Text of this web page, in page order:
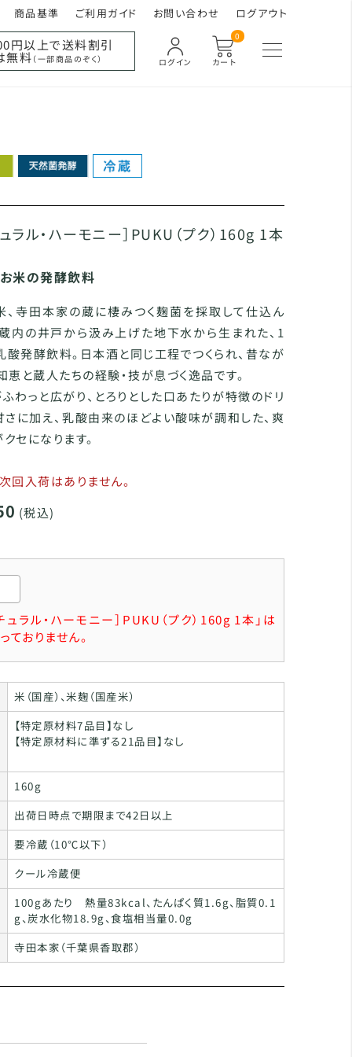
商品基準 ご利用ガイド お問い合わせ ログアウト
カート
0
ログイン
円以上で送料割引
無料 （一部商品のぞく）
ュラル・ハーモニー］PUKU（プク）160g 1本
米の発酵飲料
寺田本家の蔵に棲みつく麹菌を採取して仕込ん
内の井戸から汲み上げた地下水から生まれた、1
発酵飲料。日本酒と同じ工程でつくられ、昔なが
恵と蔵人たちの経験・技が息づく逸品です。
わっと広がり、とろりとした口あたりが特徴のドリ
さに加え、乳酸由来のほどよい酸味が調和した、爽
セになります。
回入荷はありません。
(税込)
ュラル・ハーモニー］PUKU（プク）160g 1本」は
ておりません。
米（国産）、米麹（国産米）
【特定原材料7品目】なし
【特定原材料に準ずる21品目】なし
160g
出荷日時点で期限まで42日以上
要冷蔵（10℃以下）
クール冷蔵便
100gあたり 熱量83kcal、たんぱく質1.6g、脂質0.1
g、炭水化物18.9g、食塩相当量0.0g
寺田本家（千葉県香取郡）